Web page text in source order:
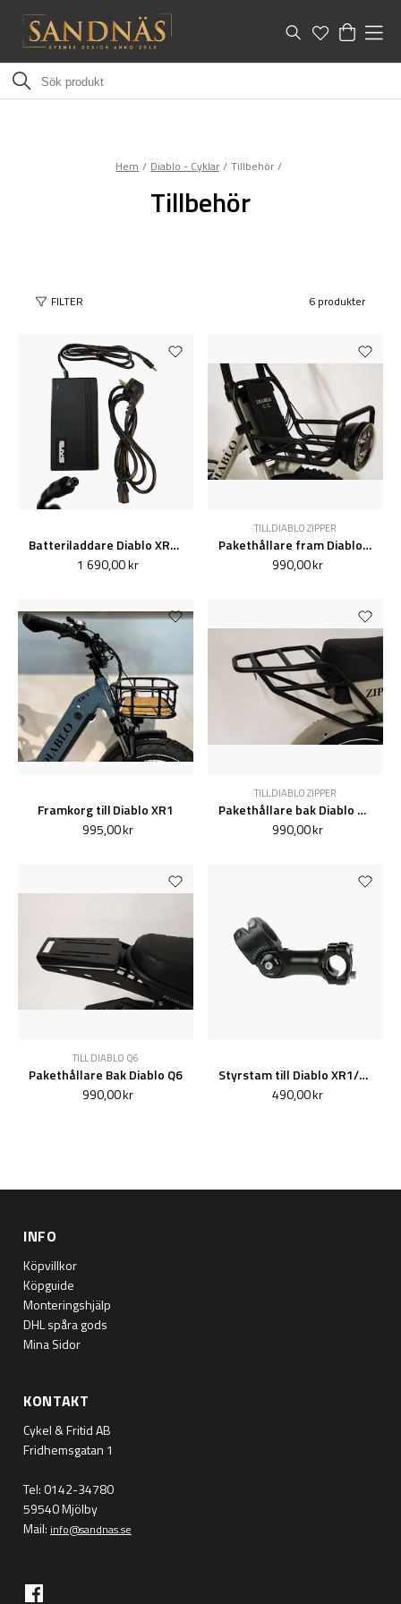
Hem Diablo - Cyklar Tillbehör
Tillbehör
FILTER 6 produkter
Batteriladdare Diablo XR1, XR2, Zipper
1 690,00 kr
TILL DIABLO ZIPPER
Pakethållare fram Diablo Zipper
990,00 kr
Framkorg till Diablo XR1
995,00 kr
TILL DIABLO ZIPPER
Pakethållare bak Diablo Zipper
990,00 kr
TILL DIABLO Q6
Pakethållare Bak Diablo Q6
990,00 kr
Styrstam till Diablo XR1/XR2
490,00 kr
INFO
Köpvillkor
Köpguide
Monteringshjälp
DHL spåra gods
Mina Sidor
KONTAKT
Cykel & Fritid AB
Fridhemsgatan 1
Tel: 0142-34780
59540 Mjölby
Mail: info@sandnas.se